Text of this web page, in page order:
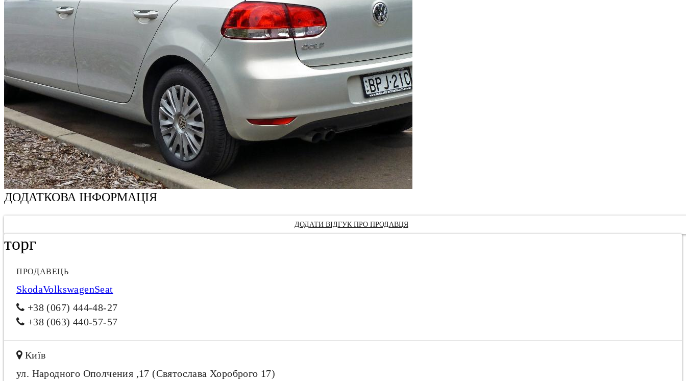
ДОДАТКОВА ІНФОРМАЦІЯ
ДОДАТИ ВІДГУК ПРО ПРОДАВЦЯ
торг
ПРОДАВЕЦЬ
SkodaVolkswagenSeat
+38 (067) 444-48-27
+38 (063) 440-57-57
Київ
ул. Народного Ополчения ,17 (Святослава Хороброго 17)